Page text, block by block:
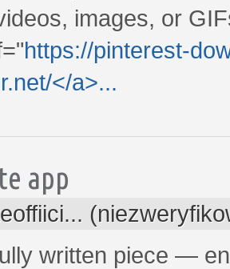
images, or
https://pinterest-
</a>...
app
written piece —